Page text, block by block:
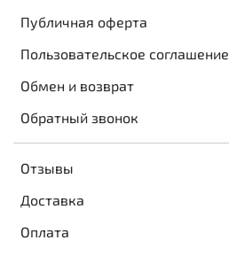
Публичная оферта
Пользовательское соглашение
Обмен и возврат
Обратный звонок
Отзывы
Доставка
Оплата